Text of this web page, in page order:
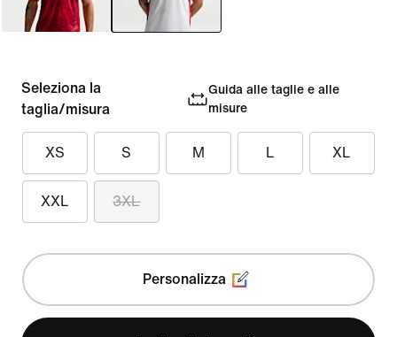
Seleziona la
taglia/misura
Guida alle taglie e alle
misure
XS S M L XL
XXL 3XL
Personalizza